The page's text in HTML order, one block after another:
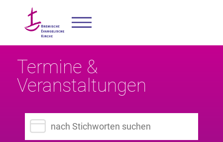
Termine &
Veranstaltungen
Suchbegriff eingeben